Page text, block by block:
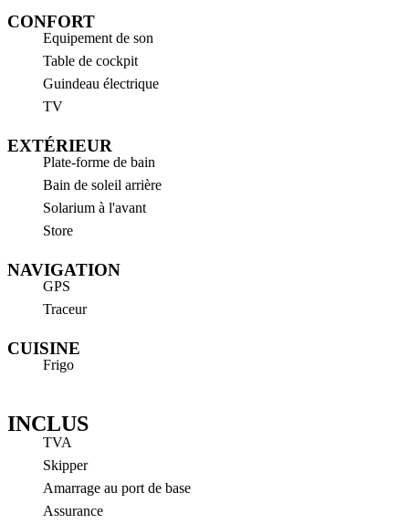
CONFORT
Equipement de son
Table de cockpit
Guindeau électrique
TV
EXTÉRIEUR
Plate-forme de bain
Bain de soleil arrière
Solarium à l'avant
Store
NAVIGATION
GPS
Traceur
CUISINE
Frigo
INCLUS
TVA
Skipper
Amarrage au port de base
Assurance